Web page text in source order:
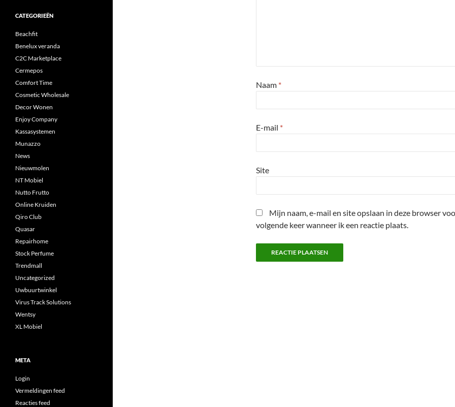
Naam *
E-mail *
Site
Mijn naam, e-mail en site opslaan in deze browser
volgende keer wanneer ik een reactie plaats.
CATEGORIEËN
Beachfit
Benelux veranda
C2C Marketplace
Cermepos
Comfort Time
Cosmetic Wholesale
Decor Wonen
Enjoy Company
Kassasystemen
Munazzo
News
Nieuwmolen
NT Mobiel
Nutto Frutto
Online Kruiden
Qiro Club
Quasar
Repairhome
Stock Perfume
Trendmall
Uncategorized
Uwbuurtwinkel
Virus Track Solutions
Wentsy
XL Mobiel
META
Login
Vermeldingen feed
Reacties feed